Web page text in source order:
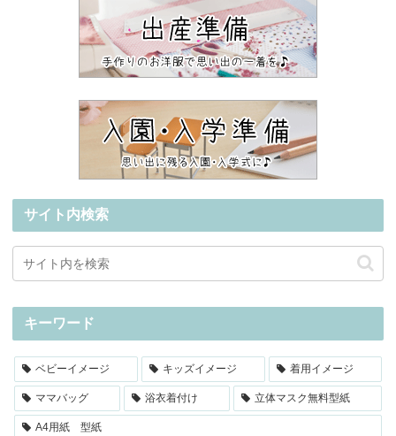
サイト内検索
キーワード
ベビーイメージ キッズイメージ 着用イメージ
ママバッグ 浴衣着付け 立体マスク無料型紙
A4用紙 型紙